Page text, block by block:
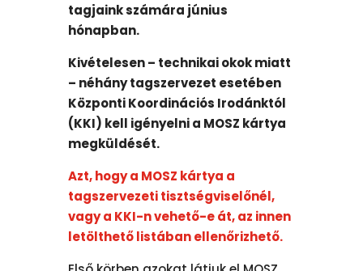
tagjaink számára június
hónapban.
Kivételesen – technikai okok miatt
– néhány tagszervezet esetében
Központi Koordinációs Irodánktól
(KKI) kell igényelni a MOSZ kártya
megküldését.
Azt, hogy a MOSZ kártya a
tagszervezeti tisztségviselőnél,
vagy a KKI-n vehető-e át, az innen
letölthető listában ellenőrizhető.